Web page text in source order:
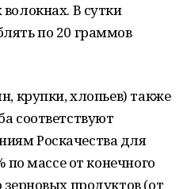
В сутки
по 20 граммов
крупки, хлопьев) также
соответствуют
Роскачества для
по массе от конечного
продуктов (от